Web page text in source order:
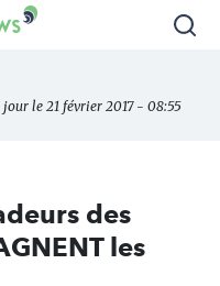
le 21 février 2017 - 08:55
des
les